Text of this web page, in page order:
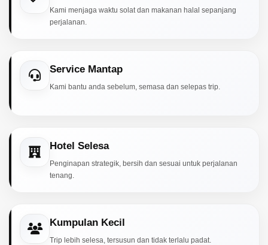
Kami menjaga waktu solat dan makanan halal sepanjang
perjalanan.
Service Mantap
Kami bantu anda sebelum, semasa dan selepas trip.
Hotel Selesa
Penginapan strategik, bersih dan sesuai untuk perjalanan
tenang.
Kumpulan Kecil
Trip lebih selesa, tersusun dan tidak terlalu padat.